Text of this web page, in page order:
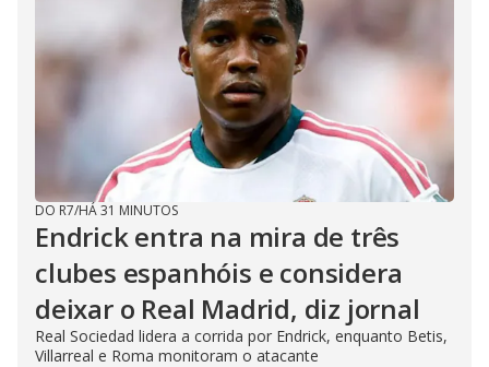
DO R7/HÁ 31 MINUTOS
Endrick entra na mira de três
clubes espanhóis e considera
deixar o Real Madrid, diz jornal
Real Sociedad lidera a corrida por Endrick, enquanto Betis,
Villarreal e Roma monitoram o atacante